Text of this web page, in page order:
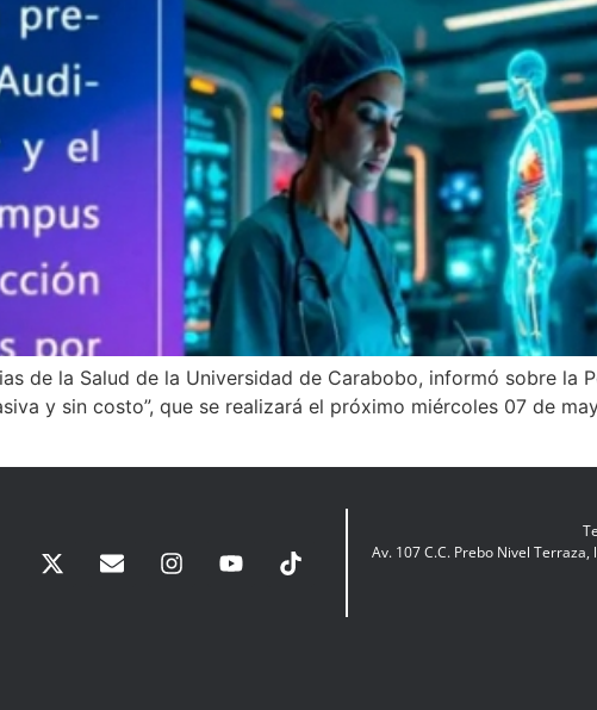
de la Salud de la Universidad de Carabobo, informó sobre la
y sin costo”, que se realizará el próximo miércoles 07 de
Av. 107 C.C. Prebo Nivel